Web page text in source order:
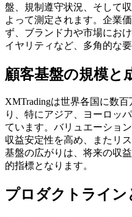
盤、規制遵守状況、そして
よって測定されます。企業
ず、ブランド力や市場にお
イヤリティなど、多角的な
顧客基盤の規模と
XMTradingは世界各国に数
り、特にアジア、ヨーロッ
ています。バリュエーショ
収益安定性を高め、またリ
基盤の広がりは、将来の収
的指標となります。
プロダクトライン